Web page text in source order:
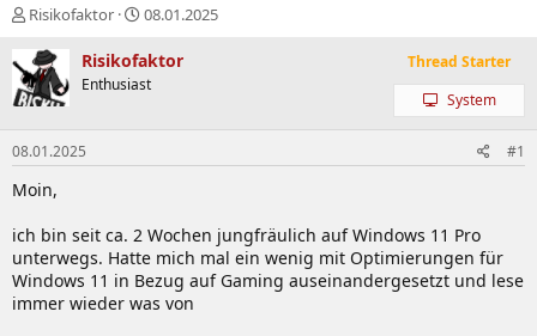
E
s
t
e
e
r
Risikofaktor
E
s
t
t
08.01.2025
Risikofaktor
Enthusiast
Thread Starter
System
08.01.2025 #1
Moin,
ich bin seit ca. 2 Wochen jungfräulich auf Windows 11 Pro
unterwegs. Hatte mich mal ein wenig mit Optimierungen für
Windows 11 in Bezug auf Gaming auseinandergesetzt und lese
immer wieder was von